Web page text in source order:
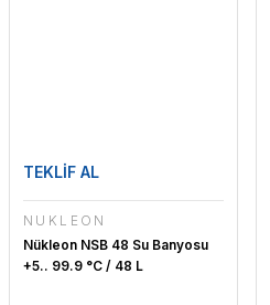
TEKLİF AL
NÜKLEON
Nükleon NSB 48 Su Banyosu
+5.. 99.9 °C / 48 L